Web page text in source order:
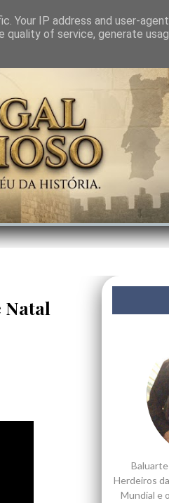
CONTRA-PODER ANJOS LENDAS
Natal
Herdeiros
Mundial e
Your IP address and user-agent
quality of service, generate